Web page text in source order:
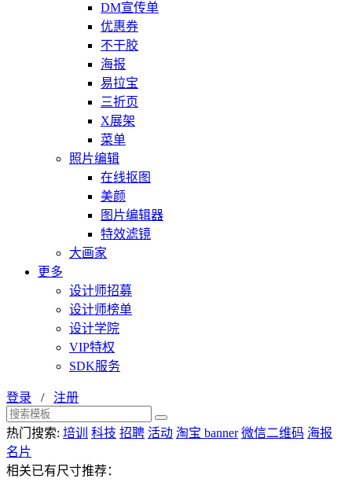
DM宣传单
优惠券
不干胶
海报
易拉宝
三折页
X展架
菜单
照片编辑
在线抠图
美颜
图片编辑器
特效滤镜
大画家
更多
设计师招募
设计师榜单
设计学院
VIP特权
SDK服务
登录 / 注册
热门搜索: 培训 科技 招聘 活动 淘宝 banner 微信二维码 海报
名片
相关已有尺寸推荐：